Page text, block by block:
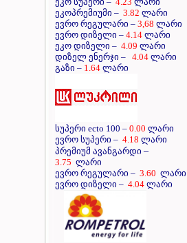
ეკოპრემიუმი – 3.82 ლარი
ევრო რეგულარი – 3,68 ლარი
ევრო დიზელი – 4.14 ლარი
ეკო დიზელი – 4.09 ლარი
დიზელ ენერჯი – 4.04 ლარი
გაზი – 1.64 ლარი
სუპერი ecto 100 – 0.00 ლარი
ევრო სუპერი – 4.18 ლარი
პრემიუმ ავანგარდი –
3.75 ლარი
ევრო რეგულარი – 3.60 ლარი
ევრო დიზელი – 4.04 ლარი